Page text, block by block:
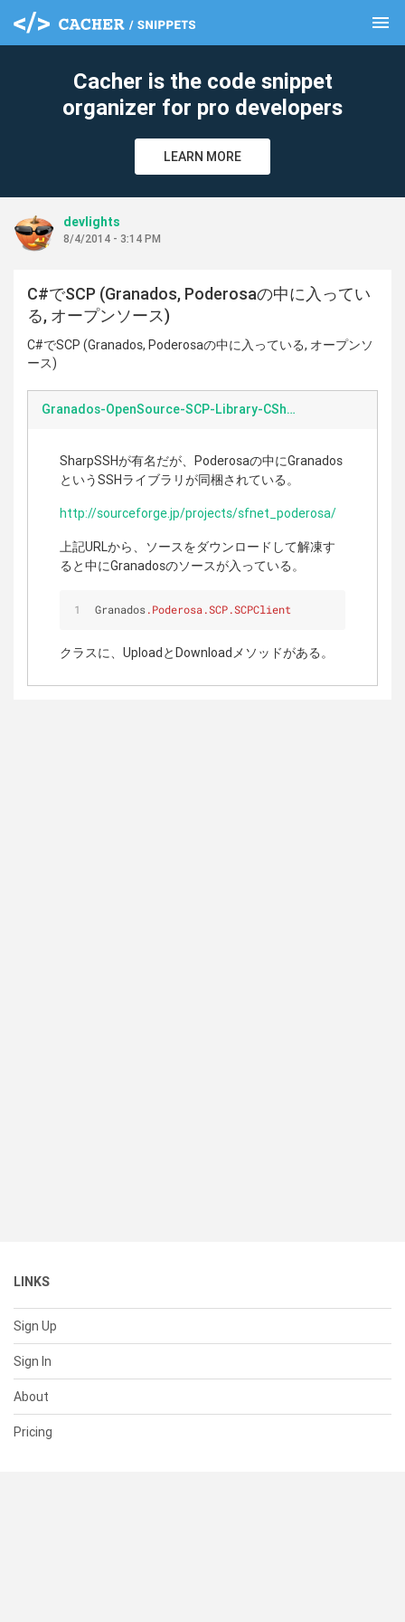
menu
Cacher is the code snippet
organizer for pro developers
LEARN MORE
devlights
8/4/2014 - 3:14 PM
C#でSCP (Granados, Poderosaの中に入ってい
る, オープンソース)
C#でSCP (Granados, Poderosaの中に入っている, オープンソ
ース)
Granados-OpenSource-SCP-Library-CSharp.md
SharpSSHが有名だが、Poderosaの中にGranados
というSSHライブラリが同梱されている。
http://sourceforge.jp/projects/sfnet_poderosa/
上記URLから、ソースをダウンロードして解凍す
ると中にGranadosのソースが入っている。
Granados.Poderosa .SCP.SCPClient
クラスに、UploadとDownloadメソッドがある。
LINKS
Sign Up
Sign In
About
Pricing
clear